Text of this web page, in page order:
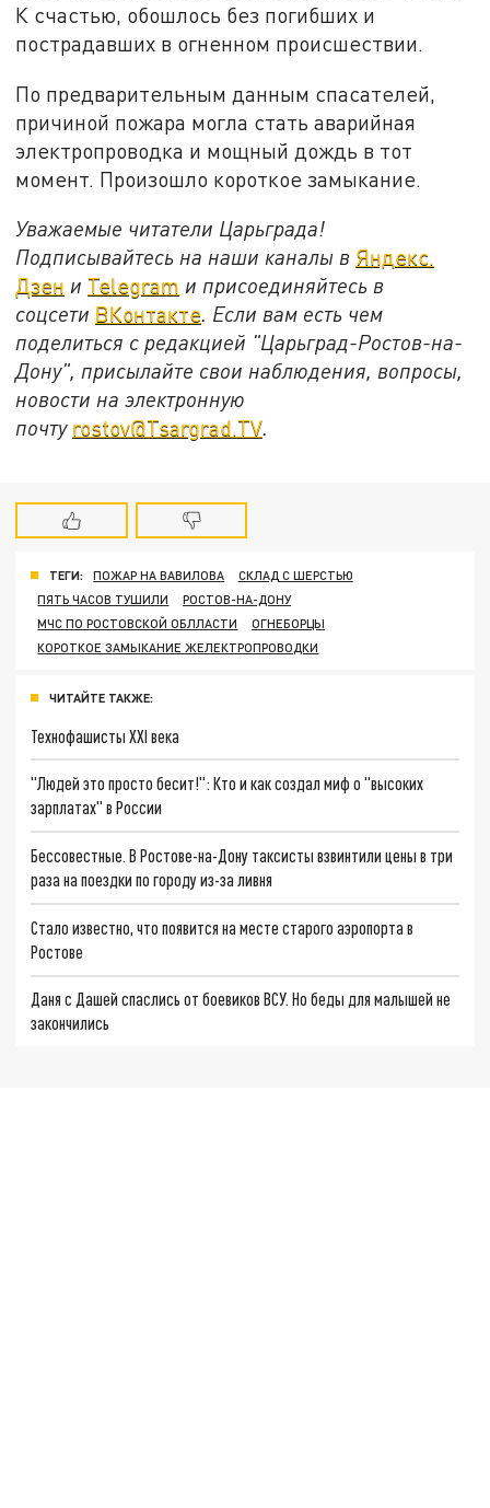
К счастью, обошлось без погибших и
пострадавших в огненном происшествии.
По предварительным данным спасателей,
причиной пожара могла стать аварийная
электропроводка и мощный дождь в тот
момент. Произошло короткое замыкание.
Уважаемые читатели Царьграда!
Подписывайтесь на наши каналы в Яндекс.
Дзен и Telegram и присоединяйтесь в
соцсети ВКонтакте. Если вам есть чем
поделиться с редакцией "Царьград-Ростов-на-
Дону", присылайте свои наблюдения, вопросы,
новости на электронную
почту rostov@Tsargrad.ТV.
ТЕГИ: ПОЖАР НА ВАВИЛОВА
СКЛАД С ШЕРСТЬЮ
ПЯТЬ ЧАСОВ ТУШИЛИ
РОСТОВ-НА-ДОНУ
МЧС ПО РОСТОВСКОЙ ОБЛЛАСТИ
ОГНЕБОРЦЫ
КОРОТКОЕ ЗАМЫКАНИЕ ЖЕЛЕКТРОПРОВОДКИ
ЧИТАЙТЕ ТАКЖЕ:
Технофашисты XXI века
"Людей это просто бесит!": Кто и как создал миф о "высоких
зарплатах" в России
Бессовестные. В Ростове-на-Дону таксисты взвинтили цены в три
раза на поездки по городу из-за ливня
Стало известно, что появится на месте старого аэропорта в
Ростове
Даня с Дашей спаслись от боевиков ВСУ. Но беды для малышей не
закончились